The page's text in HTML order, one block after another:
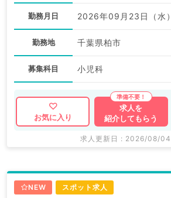
勤務月日 2026年09月23日（水）
勤務地 千葉県柏市
募集科目 小児科
お気に入り
求人を
紹介してもらう
求人更新日 : 2026/08/04
NEW スポット求人